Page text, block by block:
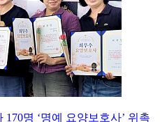
명 ‘명예 요양보호사’ 위촉